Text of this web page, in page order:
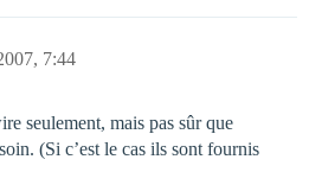
7:44
seulement, mais pas sûr que
(Si c’est le cas ils sont fournis